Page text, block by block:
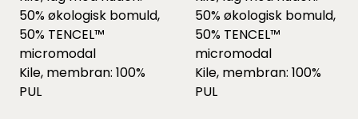
50% økologisk bomuld,
50% TENCEL™
micromodal
Kile, membran: 100%
PUL
50% økologisk bomuld,
50% TENCEL™
micromodal
Kile, membran: 100%
PUL